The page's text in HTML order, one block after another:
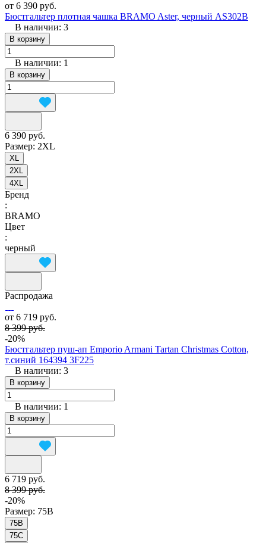
от 6 390 руб.
Бюстгальтер плотная чашка BRAMO Aster, черный AS302B
В наличии: 3
В корзину
В наличии: 1
В корзину
6 390 руб.
Размер: 2XL
XL
2XL
4XL
Бренд
:
BRAMO
Цвет
:
черный
Распродажа
от 6 719 руб.
8 399 руб.
-20%
Бюстгальтер пуш-ап Emporio Armani Tartan Christmas Cotton,
т.синий 164394 3F225
В наличии: 3
В корзину
В наличии: 1
В корзину
6 719 руб.
8 399 руб.
-20%
Размер: 75B
75B
75C